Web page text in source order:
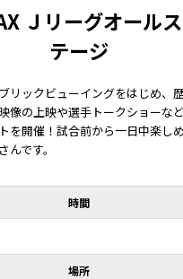
Ｊリーグオール
テージ
リックビューイングをはじめ、
像の上映や選手トークショーな
を開催！試合前から一日中楽し
んです。
時間
場所